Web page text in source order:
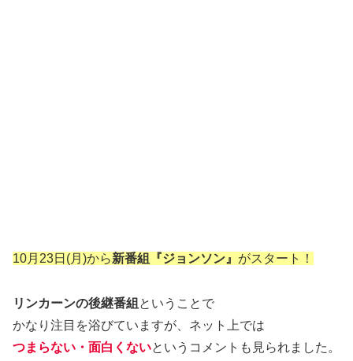
10月23日(月)から新番組『ジョンソン』 がスタート！
リンカーンの後継番組 ということで
かなり注目を浴びていますが、ネット上では
つまらない・面白くないというコメントも見られました。